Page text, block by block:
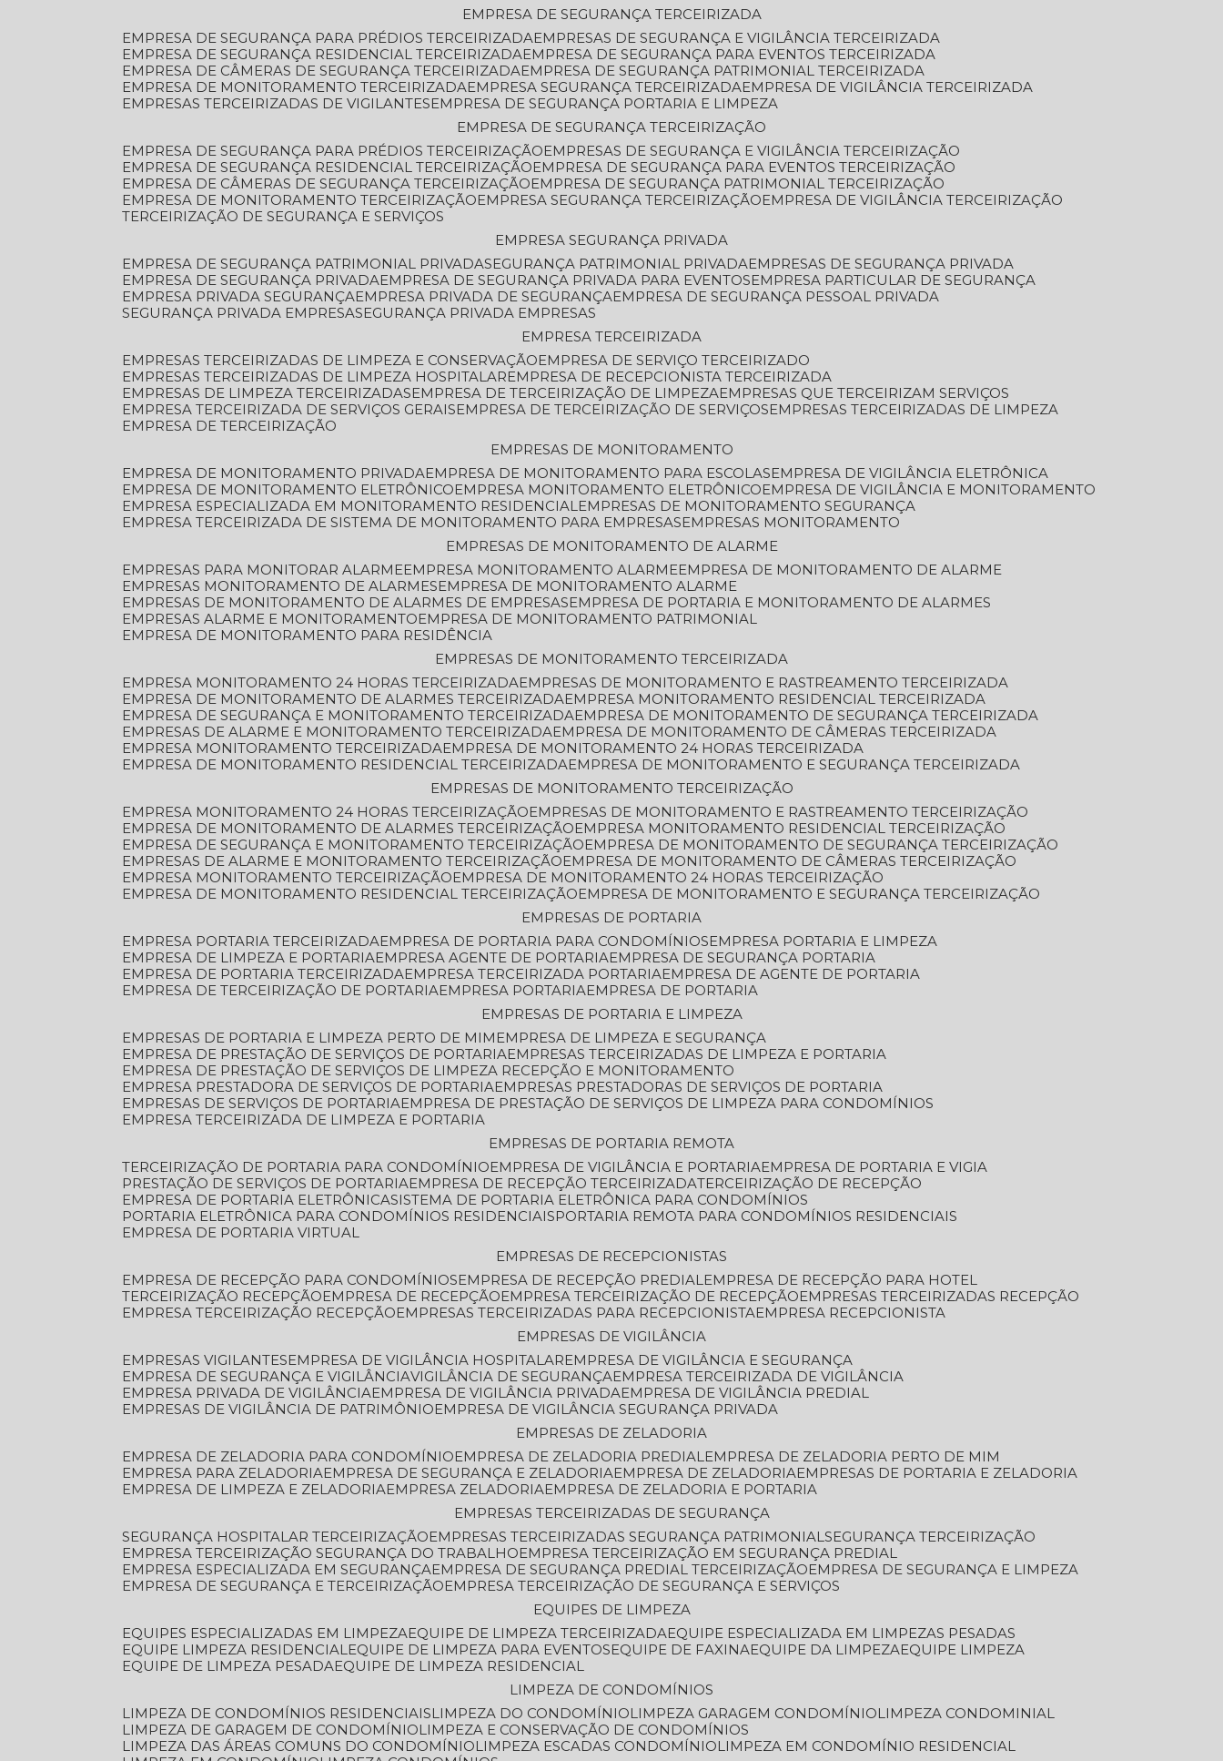
EMPRESA DE SEGURANÇA TERCEIRIZADA
EMPRESA DE SEGURANÇA PARA PRÉDIOS TERCEIRIZADA
EMPRESAS DE SEGURANÇA E VIGILÂNCIA TERCEIRIZADA
EMPRESA DE SEGURANÇA RESIDENCIAL TERCEIRIZADA
EMPRESA DE SEGURANÇA PARA EVENTOS TERCEIRIZADA
EMPRESA DE CÂMERAS DE SEGURANÇA TERCEIRIZADA
EMPRESA DE SEGURANÇA PATRIMONIAL TERCEIRIZADA
EMPRESA DE MONITORAMENTO TERCEIRIZADA
EMPRESA SEGURANÇA TERCEIRIZADA
EMPRESA DE VIGILÂNCIA TERCEIRIZADA
EMPRESAS TERCEIRIZADAS DE VIGILANTES
EMPRESA DE SEGURANÇA PORTARIA E LIMPEZA
EMPRESA DE SEGURANÇA TERCEIRIZAÇÃO
EMPRESA DE SEGURANÇA PARA PRÉDIOS TERCEIRIZAÇÃO
EMPRESAS DE SEGURANÇA E VIGILÂNCIA TERCEIRIZAÇÃO
EMPRESA DE SEGURANÇA RESIDENCIAL TERCEIRIZAÇÃO
EMPRESA DE SEGURANÇA PARA EVENTOS TERCEIRIZAÇÃO
EMPRESA DE CÂMERAS DE SEGURANÇA TERCEIRIZAÇÃO
EMPRESA DE SEGURANÇA PATRIMONIAL TERCEIRIZAÇÃO
EMPRESA DE MONITORAMENTO TERCEIRIZAÇÃO
EMPRESA SEGURANÇA TERCEIRIZAÇÃO
EMPRESA DE VIGILÂNCIA TERCEIRIZAÇÃO
TERCEIRIZAÇÃO DE SEGURANÇA E SERVIÇOS
EMPRESA SEGURANÇA PRIVADA
EMPRESA DE SEGURANÇA PATRIMONIAL PRIVADA SEGURANÇA PATRIMONIAL PRIVADA
EMPRESAS DE SEGURANÇA PRIVADA
EMPRESA DE SEGURANÇA PRIVADA
EMPRESA DE SEGURANÇA PRIVADA PARA EVENTOS
EMPRESA PARTICULAR DE SEGURANÇA
EMPRESA PRIVADA SEGURANÇA
EMPRESA PRIVADA DE SEGURANÇA
EMPRESA DE SEGURANÇA PESSOAL PRIVADA
SEGURANÇA PRIVADA EMPRESA SEGURANÇA PRIVADA EMPRESAS
EMPRESA TERCEIRIZADA
EMPRESAS TERCEIRIZADAS DE LIMPEZA E CONSERVAÇÃO
EMPRESA DE SERVIÇO TERCEIRIZADO
EMPRESAS TERCEIRIZADAS DE LIMPEZA HOSPITALAR
EMPRESA DE RECEPCIONISTA TERCEIRIZADA
EMPRESAS DE LIMPEZA TERCEIRIZADAS
EMPRESA DE TERCEIRIZAÇÃO DE LIMPEZA
EMPRESAS QUE TERCEIRIZAM SERVIÇOS
EMPRESA TERCEIRIZADA DE SERVIÇOS GERAIS
EMPRESA DE TERCEIRIZAÇÃO DE SERVIÇOS
EMPRESAS TERCEIRIZADAS DE LIMPEZA
EMPRESA DE TERCEIRIZAÇÃO
EMPRESAS DE MONITORAMENTO
EMPRESA DE MONITORAMENTO PRIVADA
EMPRESA DE MONITORAMENTO PARA ESCOLAS
EMPRESA DE VIGILÂNCIA ELETRÔNICA
EMPRESA DE MONITORAMENTO ELETRÔNICO
EMPRESA MONITORAMENTO ELETRÔNICO
EMPRESA DE VIGILÂNCIA E MONITORAMENTO
EMPRESA ESPECIALIZADA EM MONITORAMENTO RESIDENCIAL
EMPRESAS DE MONITORAMENTO SEGURANÇA
EMPRESA TERCEIRIZADA DE SISTEMA DE MONITORAMENTO PARA EMPRESAS
EMPRESAS MONITORAMENTO
EMPRESAS DE MONITORAMENTO DE ALARME
EMPRESAS PARA MONITORAR ALARME
EMPRESA MONITORAMENTO ALARME
EMPRESA DE MONITORAMENTO DE ALARME
EMPRESAS MONITORAMENTO DE ALARMES
EMPRESA DE MONITORAMENTO ALARME
EMPRESAS DE MONITORAMENTO DE ALARMES DE EMPRESAS
EMPRESA DE PORTARIA E MONITORAMENTO DE ALARMES
EMPRESAS ALARME E MONITORAMENTO
EMPRESA DE MONITORAMENTO PATRIMONIAL
EMPRESA DE MONITORAMENTO PARA RESIDÊNCIA
EMPRESAS DE MONITORAMENTO TERCEIRIZADA
EMPRESA MONITORAMENTO 24 HORAS TERCEIRIZADA
EMPRESAS DE MONITORAMENTO E RASTREAMENTO TERCEIRIZADA
EMPRESA DE MONITORAMENTO DE ALARMES TERCEIRIZADA
EMPRESA MONITORAMENTO RESIDENCIAL TERCEIRIZADA
EMPRESA DE SEGURANÇA E MONITORAMENTO TERCEIRIZADA
EMPRESA DE MONITORAMENTO DE SEGURANÇA TERCEIRIZADA
EMPRESAS DE ALARME E MONITORAMENTO TERCEIRIZADA
EMPRESA DE MONITORAMENTO DE CÂMERAS TERCEIRIZADA
EMPRESA MONITORAMENTO TERCEIRIZADA
EMPRESA DE MONITORAMENTO 24 HORAS TERCEIRIZADA
EMPRESA DE MONITORAMENTO RESIDENCIAL TERCEIRIZADA
EMPRESA DE MONITORAMENTO E SEGURANÇA TERCEIRIZADA
EMPRESAS DE MONITORAMENTO TERCEIRIZAÇÃO
EMPRESA MONITORAMENTO 24 HORAS TERCEIRIZAÇÃO
EMPRESAS DE MONITORAMENTO E RASTREAMENTO TERCEIRIZAÇÃO
EMPRESA DE MONITORAMENTO DE ALARMES TERCEIRIZAÇÃO
EMPRESA MONITORAMENTO RESIDENCIAL TERCEIRIZAÇÃO
EMPRESA DE SEGURANÇA E MONITORAMENTO TERCEIRIZAÇÃO
EMPRESA DE MONITORAMENTO DE SEGURANÇA TERCEIRIZAÇÃO
EMPRESAS DE ALARME E MONITORAMENTO TERCEIRIZAÇÃO
EMPRESA DE MONITORAMENTO DE CÂMERAS TERCEIRIZAÇÃO
EMPRESA MONITORAMENTO TERCEIRIZAÇÃO
EMPRESA DE MONITORAMENTO 24 HORAS TERCEIRIZAÇÃO
EMPRESA DE MONITORAMENTO RESIDENCIAL TERCEIRIZAÇÃO
EMPRESA DE MONITORAMENTO E SEGURANÇA TERCEIRIZAÇÃO
EMPRESAS DE PORTARIA
EMPRESA PORTARIA TERCEIRIZADA
EMPRESA DE PORTARIA PARA CONDOMÍNIOS
EMPRESA PORTARIA E LIMPEZA
EMPRESA DE LIMPEZA E PORTARIA
EMPRESA AGENTE DE PORTARIA
EMPRESA DE SEGURANÇA PORTARIA
EMPRESA DE PORTARIA TERCEIRIZADA
EMPRESA TERCEIRIZADA PORTARIA
EMPRESA DE AGENTE DE PORTARIA
EMPRESA DE TERCEIRIZAÇÃO DE PORTARIA
EMPRESA PORTARIA
EMPRESA DE PORTARIA
EMPRESAS DE PORTARIA E LIMPEZA
EMPRESAS DE PORTARIA E LIMPEZA PERTO DE MIM
EMPRESA DE LIMPEZA E SEGURANÇA
EMPRESA DE PRESTAÇÃO DE SERVIÇOS DE PORTARIA
EMPRESAS TERCEIRIZADAS DE LIMPEZA E PORTARIA
EMPRESA DE PRESTAÇÃO DE SERVIÇOS DE LIMPEZA RECEPÇÃO E MONITORAMENTO
EMPRESA PRESTADORA DE SERVIÇOS DE PORTARIA
EMPRESAS PRESTADORAS DE SERVIÇOS DE PORTARIA
EMPRESAS DE SERVIÇOS DE PORTARIA
EMPRESA DE PRESTAÇÃO DE SERVIÇOS DE LIMPEZA PARA CONDOMÍNIOS
EMPRESA TERCEIRIZADA DE LIMPEZA E PORTARIA
EMPRESAS DE PORTARIA REMOTA
TERCEIRIZAÇÃO DE PORTARIA PARA CONDOMÍNIO
EMPRESA DE VIGILÂNCIA E PORTARIA
EMPRESA DE PORTARIA E VIGIA
PRESTAÇÃO DE SERVIÇOS DE PORTARIA
EMPRESA DE RECEPÇÃO TERCEIRIZADA TERCEIRIZAÇÃO DE RECEPÇÃO
EMPRESA DE PORTARIA ELETRÔNICA SISTEMA DE PORTARIA ELETRÔNICA PARA CONDOMÍNIOS
PORTARIA ELETRÔNICA PARA CONDOMÍNIOS RESIDENCIAIS
PORTARIA REMOTA PARA CONDOMÍNIOS RESIDENCIAIS
EMPRESA DE PORTARIA VIRTUAL
EMPRESAS DE RECEPCIONISTAS
EMPRESA DE RECEPÇÃO PARA CONDOMÍNIOS
EMPRESA DE RECEPÇÃO PREDIAL
EMPRESA DE RECEPÇÃO PARA HOTEL
TERCEIRIZAÇÃO RECEPÇÃO
EMPRESA DE RECEPÇÃO EMPRESA TERCEIRIZAÇÃO DE RECEPÇÃO
EMPRESAS TERCEIRIZADAS RECEPÇÃO
EMPRESA TERCEIRIZAÇÃO RECEPÇÃO
EMPRESAS TERCEIRIZADAS PARA RECEPCIONISTA
EMPRESA RECEPCIONISTA
EMPRESAS DE VIGILÂNCIA
EMPRESAS VIGILANTES
EMPRESA DE VIGILÂNCIA HOSPITALAR
EMPRESA DE VIGILÂNCIA E SEGURANÇA
EMPRESA DE SEGURANÇA E VIGILÂNCIA VIGILÂNCIA DE SEGURANÇA
EMPRESA TERCEIRIZADA DE VIGILÂNCIA
EMPRESA PRIVADA DE VIGILÂNCIA
EMPRESA DE VIGILÂNCIA PRIVADA
EMPRESA DE VIGILÂNCIA PREDIAL
EMPRESAS DE VIGILÂNCIA DE PATRIMÔNIO
EMPRESA DE VIGILÂNCIA SEGURANÇA PRIVADA
EMPRESAS DE ZELADORIA
EMPRESA DE ZELADORIA PARA CONDOMÍNIO
EMPRESA DE ZELADORIA PREDIAL
EMPRESA DE ZELADORIA PERTO DE MIM
EMPRESA PARA ZELADORIA
EMPRESA DE SEGURANÇA E ZELADORIA EMPRESA DE ZELADORIA
EMPRESAS DE PORTARIA E ZELADORIA
EMPRESA DE LIMPEZA E ZELADORIA
EMPRESA ZELADORIA
EMPRESA DE ZELADORIA E PORTARIA
EMPRESAS TERCEIRIZADAS DE SEGURANÇA
SEGURANÇA HOSPITALAR TERCEIRIZAÇÃO
EMPRESAS TERCEIRIZADAS SEGURANÇA PATRIMONIAL SEGURANÇA TERCEIRIZAÇÃO
EMPRESA TERCEIRIZAÇÃO SEGURANÇA DO TRABALHO
EMPRESA TERCEIRIZAÇÃO EM SEGURANÇA PREDIAL
EMPRESA ESPECIALIZADA EM SEGURANÇA
EMPRESA DE SEGURANÇA PREDIAL TERCEIRIZAÇÃO
EMPRESA DE SEGURANÇA E LIMPEZA
EMPRESA DE SEGURANÇA E TERCEIRIZAÇÃO
EMPRESA TERCEIRIZAÇÃO DE SEGURANÇA E SERVIÇOS
EQUIPES DE LIMPEZA
EQUIPES ESPECIALIZADAS EM LIMPEZA EQUIPE DE LIMPEZA TERCEIRIZADA EQUIPE ESPECIALIZADA EM LIMPEZAS PESADAS
EQUIPE LIMPEZA RESIDENCIAL EQUIPE DE LIMPEZA PARA EVENTOS EQUIPE DE FAXINA EQUIPE DA LIMPEZA EQUIPE LIMPEZA
EQUIPE DE LIMPEZA PESADA EQUIPE DE LIMPEZA RESIDENCIAL
LIMPEZA DE CONDOMÍNIOS
LIMPEZA DE CONDOMÍNIOS RESIDENCIAIS
LIMPEZA DO CONDOMÍNIO LIMPEZA GARAGEM CONDOMÍNIO
LIMPEZA CONDOMINIAL
LIMPEZA DE GARAGEM DE CONDOMÍNIO
LIMPEZA E CONSERVAÇÃO DE CONDOMÍNIOS
LIMPEZA DAS ÁREAS COMUNS DO CONDOMÍNIO
LIMPEZA ESCADAS CONDOMÍNIO
LIMPEZA EM CONDOMÍNIO RESIDENCIAL